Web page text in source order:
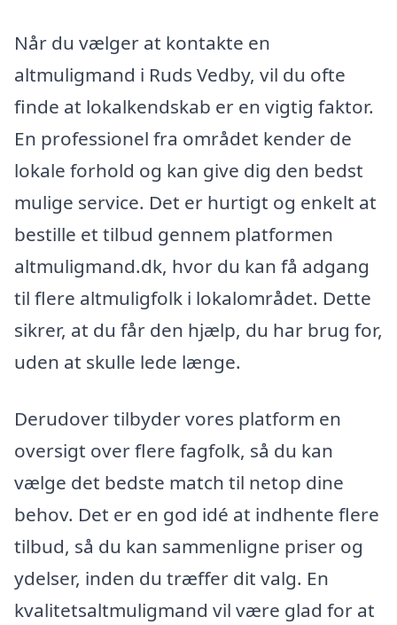
Når du vælger at kontakte en
altmuligmand i Ruds Vedby, vil du ofte
finde at lokalkendskab er en vigtig faktor.
En professionel fra området kender de
lokale forhold og kan give dig den bedst
mulige service. Det er hurtigt og enkelt at
bestille et tilbud gennem platformen
altmuligmand.dk, hvor du kan få adgang
til flere altmuligfolk i lokalområdet. Dette
sikrer, at du får den hjælp, du har brug for,
uden at skulle lede længe.
Derudover tilbyder vores platform en
oversigt over flere fagfolk, så du kan
vælge det bedste match til netop dine
behov. Det er en god idé at indhente flere
tilbud, så du kan sammenligne priser og
ydelser, inden du træffer dit valg. En
kvalitetsaltmuligmand vil være glad for at